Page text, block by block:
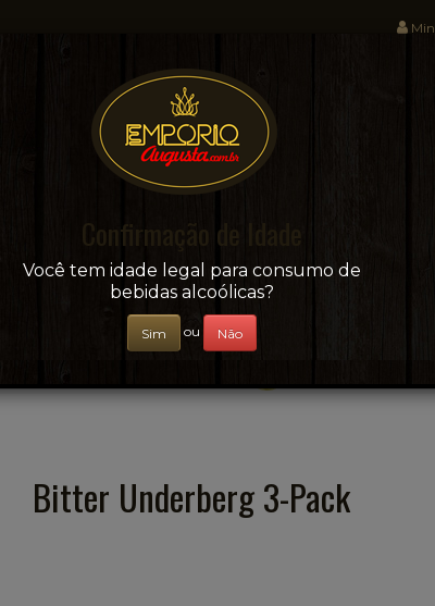
Sua conveniência e adega on-line!
+ BEBIDAS
Bitter Underberg 3-Pack
Confirmação de Idade
Você tem idade legal para consumo de
bebidas alcoólicas?
Sim ou Não